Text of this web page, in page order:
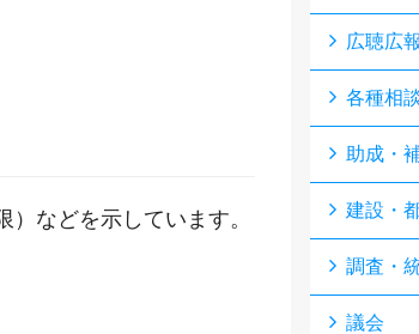
などを示しています。
広聴広報
各種相
助成・
建設・
調査・
議会